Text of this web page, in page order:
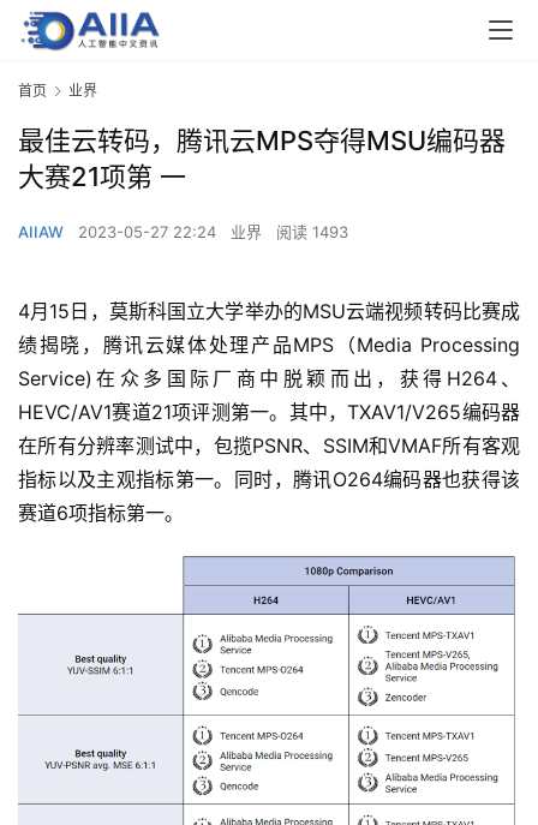
首页 业界
最佳云转码，腾讯云MPS夺得MSU编码器
大赛21项第 一
AIIAW 2023-05-27 22:24 业界 阅读 1493
4月15日，莫斯科国立大学举办的MSU云端视频转码比赛成
绩揭晓，腾讯云媒体处理产品MPS（Media Processing
Service)在众多国际厂商中脱颖而出，获得H264、
HEVC/AV1赛道21项评测第一。其中，TXAV1/V265编码器
在所有分辨率测试中，包揽PSNR、SSIM和VMAF所有客观
指标以及主观指标第一。同时，腾讯O264编码器也获得该
赛道6项指标第一。